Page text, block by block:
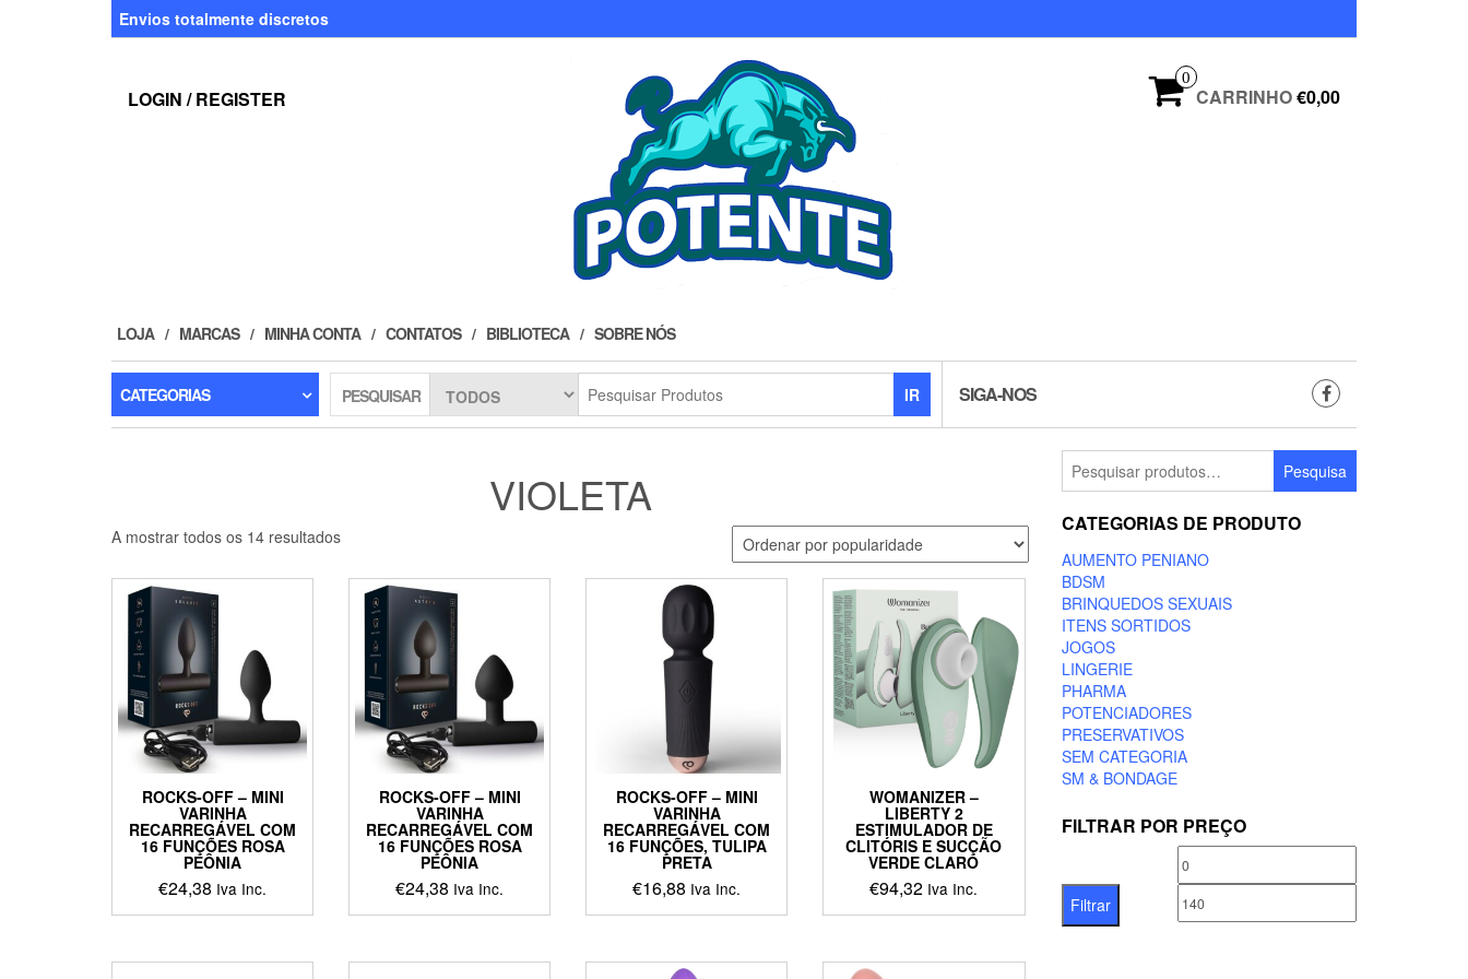
Envios totalmente discretos
LOGIN / REGISTER
0
CARRINHO€0,00
LOJA MARCAS MINHA CONTA CONTATOS BIBLIOTECA SOBRE NÓS
CATEGORIAS PESQUISAR IR SIGA-NOS
VIOLETA
A mostrar todos os 14 resultadosOrdenado
popularidade
ROCKS-OFF – MINI
VARINHA
RECARREGÁVEL COM
16 FUNÇÕES ROSA
PEÔNIA
€24,38 Iva Inc.
This
has
ROCKS-OFF – MINI
VARINHA
RECARREGÁVEL COM
16 FUNÇÕES ROSA
PEÔNIA
€24,38 Iva Inc.
This
has
ROCKS-OFF – MINI
VARINHA
RECARREGÁVEL COM
16 FUNÇÕES, TULIPA
PRETA
€16,88 Iva Inc.
This
has
WOMANIZER –
LIBERTY 2
ESTIMULADOR DE
CLITÓRIS E SUCÇÃO
VERDE CLARO
€94,32 Iva Inc.
This
has
Pesquisar
por:
Pesquisa
CATEGORIAS DE PRODUTO
AUMENTO PENIANO
BDSM
BRINQUEDOS SEXUAIS
ITENS SORTIDOS
JOGOS
LINGERIE
PHARMA
POTENCIADORES
PRESERVATIVOS
SEM CATEGORIA
SM & BONDAGE
FILTRAR POR PREÇO
Preço
mínimo
máximo
Filtrar